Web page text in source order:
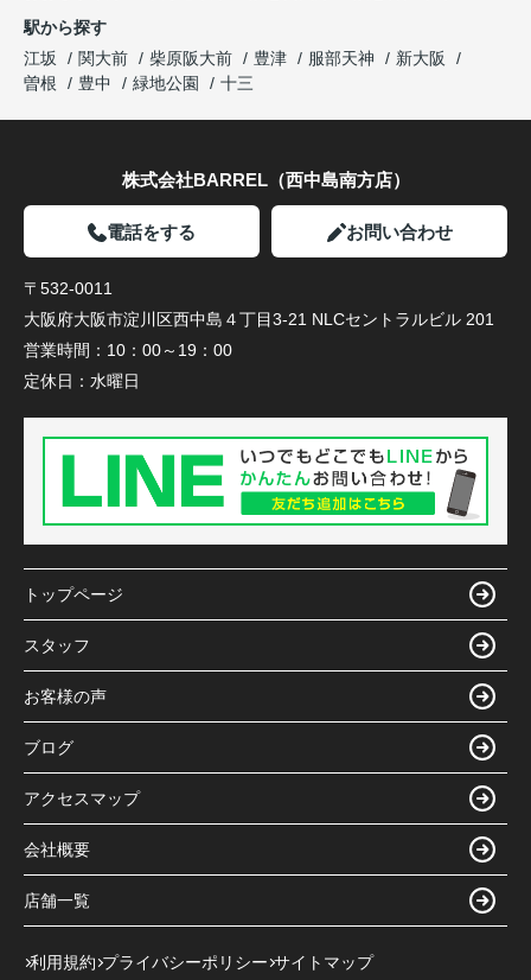
駅から探す
江坂
関大前 柴原阪大前 豊津 服部天神
新大阪
曽根
豊中 緑地公園 十三
株式会社BARREL（西中島南方店）
電話をする お問い合わせ
〒532-0011
大阪府大阪市淀川区西中島４丁目3-21 NLCセントラルビル 201
営業時間： 10：00～19：00
定休日： 水曜日
トップページ
スタッフ
お客様の声
ブログ
アクセスマップ
会社概要
店舗一覧
利用規約 プライバシーポリシー サイトマップ